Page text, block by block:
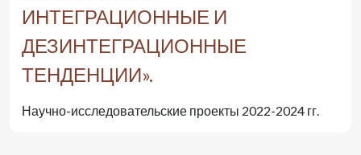
ИНТЕГРАЦИОННЫЕ И
ДЕЗИНТЕГРАЦИОННЫЕ
ТЕНДЕНЦИИ».
Научно-исследовательские проекты 2022-2024 гг.